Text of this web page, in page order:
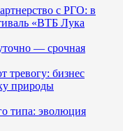
с РГО: в
«ВТБ Лука
— срочная
тревогу: бизнес
природы
типа: эволюция